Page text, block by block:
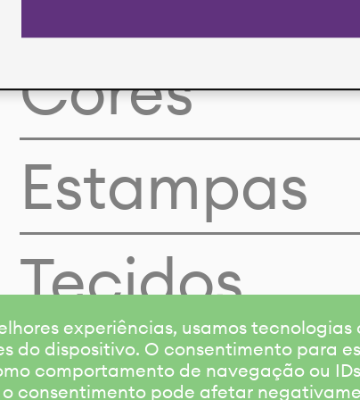
experiências, usamos
do dispositivo. O consentimento para
comportamento de navegação ou
consentimento pode afetar
Cores
Estampas
Tecidos